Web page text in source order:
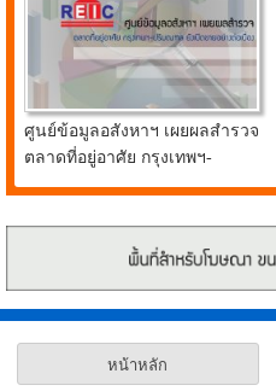
ศูนย์ข้อมูลอสังหาฯ เผยผลสำรวจ
ตลาดที่อยู่อาศัย กรุงเทพฯ-
ปริมณฑล ยังเปิดขายอย่างต่อ
หน้าหลัก